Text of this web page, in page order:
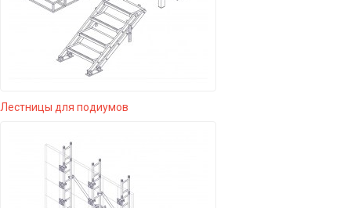
Лестницы для подиумов